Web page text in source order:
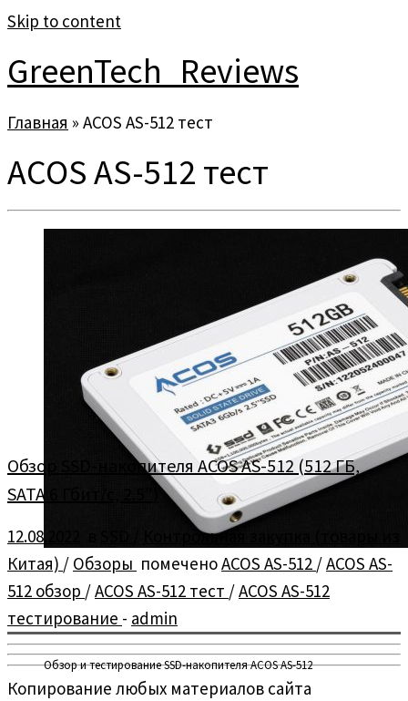
Skip to content
GreenTech_Reviews
Главная » ACOS AS-512 тест
ACOS AS-512 тест
Обзор и тестирование SSD-накопителя ACOS AS-512
Обзор SSD-накопителя ACOS AS-512 (512 ГБ,
SATA 6 Гбит/с, 2.5″)
12.08.2022
Контрольная закупка (товары из
Китая) / Обзоры помеченоACOS AS-512 /ACOS AS-
512 обзор /ACOS AS-512 тест /ACOS AS-512
тестирование - admin
Копирование любых материалов сайта